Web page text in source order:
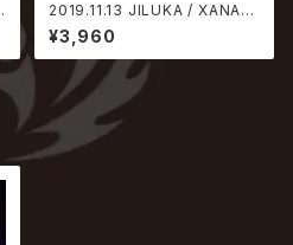
2019.11.13 JILUKA / XANAD
U【初回限定盤】
¥3,960